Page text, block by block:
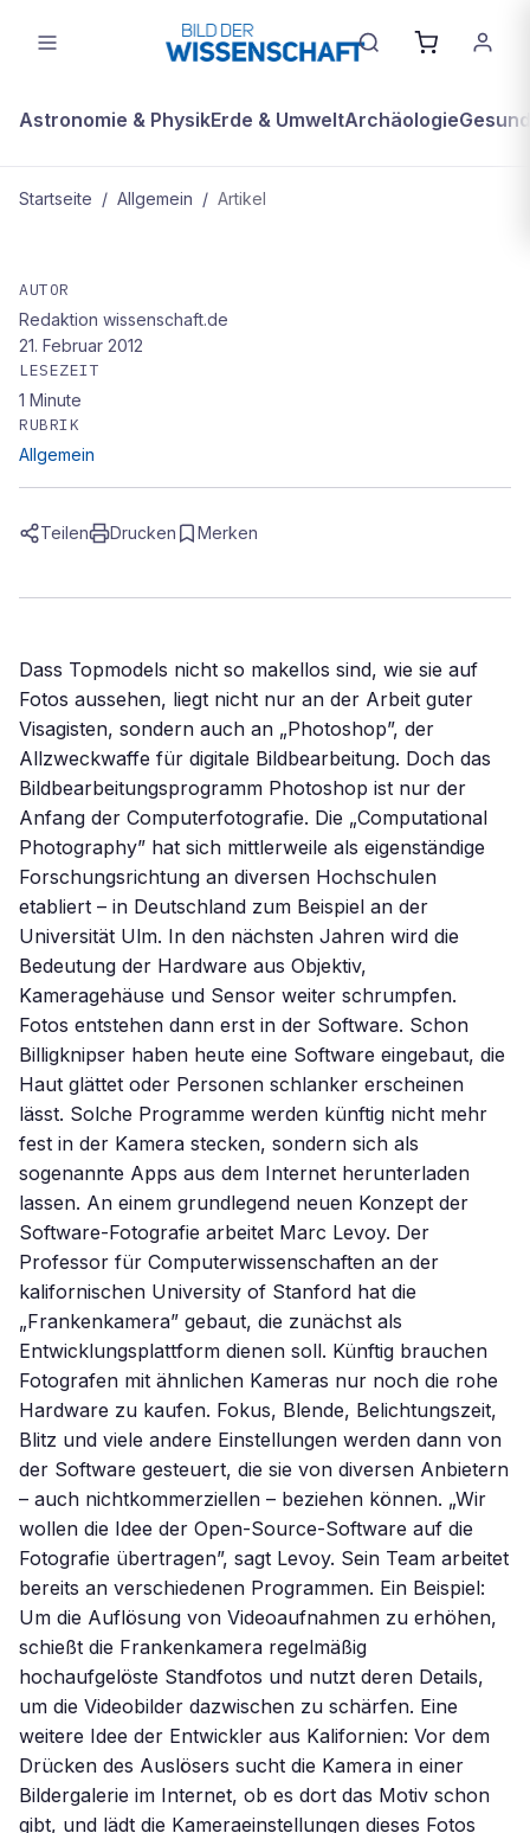
Astronomie & PhysikErde & UmweltArchäologie
Startseite / Allgemein / Artikel
Nicht ohne meinen Computer
AUTOR
Redaktion wissenschaft.de
21. Februar 2012
LESEZEIT
1 Minute
RUBRIK
Allgemein
Teilen Drucken Merken
Dass Topmodels nicht so makellos sind, wie sie auf
Fotos aussehen, liegt nicht nur an der Arbeit guter
Visagisten, sondern auch an „Photoshop”, der
Allzweckwaffe für digitale Bildbearbeitung. Doch das
Bildbearbeitungsprogramm Photoshop ist nur der
Anfang der Computerfotografie. Die „Computational
Photography” hat sich mittlerweile als eigenständige
Forschungsrichtung an diversen Hochschulen
etabliert – in Deutschland zum Beispiel an der
Universität Ulm. In den nächsten Jahren wird die
Bedeutung der Hardware aus Objektiv,
Kameragehäuse und Sensor weiter schrumpfen.
Fotos entstehen dann erst in der Software. Schon
Billigknipser haben heute eine Software eingebaut, die
Haut glättet oder Personen schlanker erscheinen
lässt. Solche Programme werden künftig nicht mehr
fest in der Kamera stecken, sondern sich als
sogenannte Apps aus dem Internet herunterladen
lassen. An einem grundlegend neuen Konzept der
Software-Fotografie arbeitet Marc Levoy. Der
Professor für Computerwissenschaften an der
kalifornischen University of Stanford hat die
„Frankenkamera” gebaut, die zunächst als
Entwicklungsplattform dienen soll. Künftig brauchen
Fotografen mit ähnlichen Kameras nur noch die rohe
Hardware zu kaufen. Fokus, Blende, Belichtungszeit,
Blitz und viele andere Einstellungen werden dann von
der Software gesteuert, die sie von diversen Anbietern
– auch nichtkommerziellen – beziehen können. „Wir
wollen die Idee der Open-Source-Software auf die
Fotografie übertragen”, sagt Levoy. Sein Team arbeitet
bereits an verschiedenen Programmen. Ein Beispiel:
Um die Auflösung von Videoaufnahmen zu erhöhen,
schießt die Frankenkamera regelmäßig
hochaufgelöste Standfotos und nutzt deren Details,
um die Videobilder dazwischen zu schärfen. Eine
weitere Idee der Entwickler aus Kalifornien: Vor dem
Drücken des Auslösers sucht die Kamera in einer
Bildergalerie im Internet, ob es dort das Motiv schon
gibt, und lädt die Kameraeinstellungen dieses Fotos